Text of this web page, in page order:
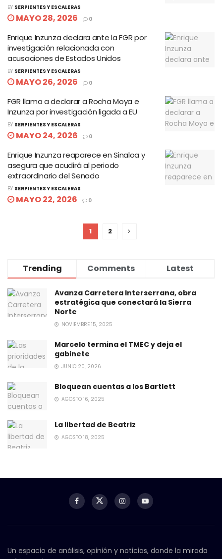
BY SERPIENTES Y ESCALERAS
MAYO 28, 2026 0
Enrique Inzunza declara ante la FGR por
investigación relacionada con
acusaciones de Estados Unidos
BY SERPIENTES Y ESCALERAS
MAYO 26, 2026 0
FGR llama a declarar a Rocha Moya e
Inzunza por investigación ligada a EU
BY SERPIENTES Y ESCALERAS
MAYO 24, 2026 0
Enrique Inzunza reaparece en Sinaloa y
asegura que acudirá al periodo
extraordinario del Senado
BY SERPIENTES Y ESCALERAS
MAYO 22, 2026 0
1 2
Trending Comments Latest
Avanza Carretera Interserrana, obra
estratégica que conectará la Sierra
Norte
NOVIEMBRE 15, 2025
Marcelo termina el TMEC y deja el
gabinete
JUNIO 20, 2026
Bloquean cuentas a los Bartlett
AGOSTO 16, 2025
La libertad de Beatriz
AGOSTO 18, 2025
Un espacio de análisis, opinión y noticias, donde la mirada